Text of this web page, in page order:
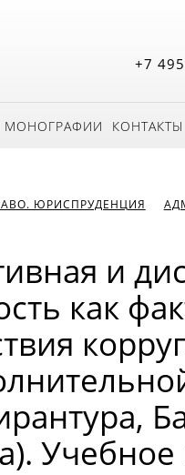
+7
МОНОГРАФИИ КОНТАКТЫ
ЮРИСПРУДЕНЦИЯ
и
как